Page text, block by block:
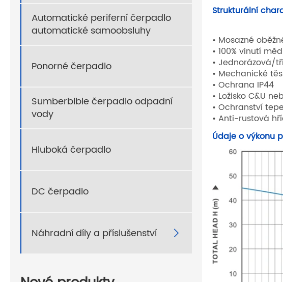
Automatické periferní čerpadlo
automatické samoobsluhy
Ponorné čerpadlo
Sumberbible čerpadlo odpadní
vody
Hluboká čerpadlo
DC čerpadlo
Náhradní díly a příslušenství 
Strukturální
• Mosazné
• 100% vinutí
• Jednorázová/
• Mechanické
• Ochrana IP44
• Ložisko C&U
• Ochranství
• Anti-rustová
Údaje o výkonu